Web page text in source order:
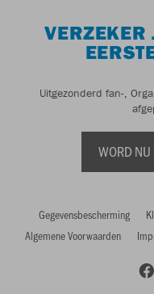
VERZEKER
Uitgezonderd fan-,
WORD NU
Gegevensbescherming
Algemene Voorwaarden